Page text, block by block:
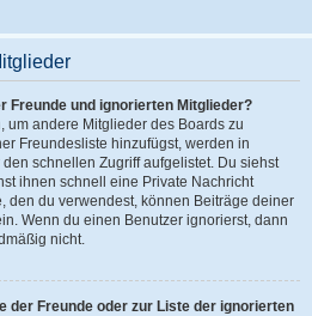
Freunde und ignorierten Mitglieder?
um andere Mitglieder des Boards zu
Freundesliste hinzufügst, werden in
schnellen Zugriff aufgelistet. Du siehst
ihnen schnell eine Private Nachricht
den du verwendest, können Beiträge deiner
Wenn du einen Benutzer ignorierst, dann
nicht.
der Freunde oder zur Liste der ignorierten